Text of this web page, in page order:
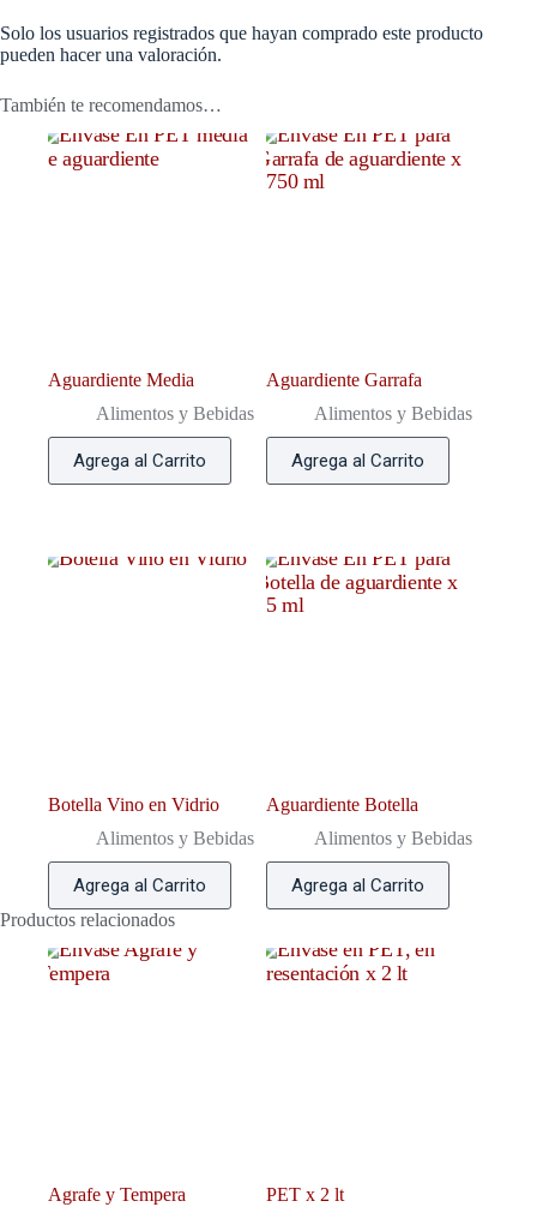
Solo los usuarios registrados que hayan comprado este producto
pueden hacer una valoración.
También te recomendamos…
Aguardiente Media
Alimentos y Bebidas
Agrega al Carrito
Aguardiente Garrafa
Alimentos y Bebidas
Agrega al Carrito
Botella Vino en Vidrio
Alimentos y Bebidas
Agrega al Carrito
Aguardiente Botella
Alimentos y Bebidas
Agrega al Carrito
Productos relacionados
Agrafe y Tempera
PET x 2 lt